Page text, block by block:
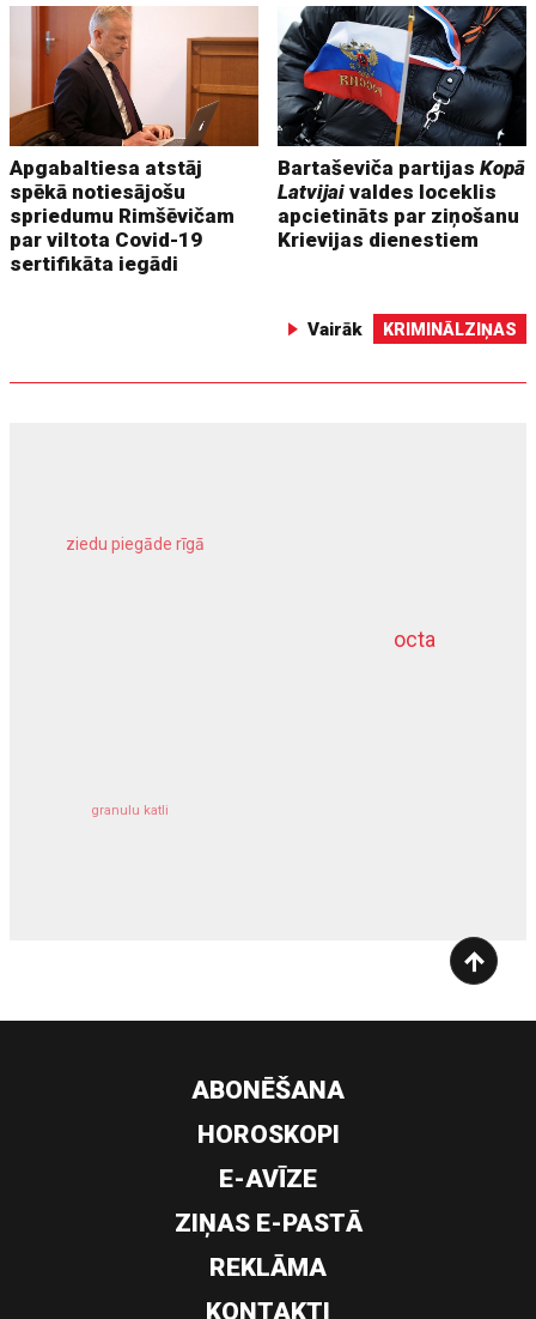
Apgabaltiesa atstāj
spēkā notiesājošu
spriedumu Rimšēvičam
par viltota Covid-19
sertifikāta iegādi
Bartaševiča partijasKopā
Latvijai valdes loceklis
apcietināts par ziņošanu
Krievijas dienestiem
Vairāk KRIMINĀLZIŅAS
octa
ziedu piegāde rīgā
granulu katli
dziļurbums
ABONĒŠANA
HOROSKOPI
E-AVĪZE
ZIŅAS E-PASTĀ
REKLĀMA
KONTAKTI